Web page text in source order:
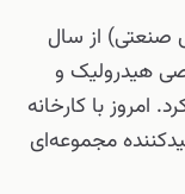
صنعتی) از سال
هیدرولیک و
با کارخانه
مجموعه‌ای